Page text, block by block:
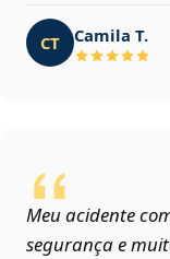
CT Camila T.
Meu acidente
segurança e